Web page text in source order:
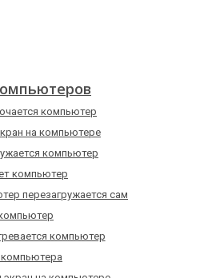
компьютер
на компьютере
компьютер
компьютер
перезагружается сам
компьютер